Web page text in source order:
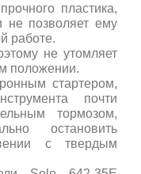
пластика,
не позволяет ему
работе.
не утомляет
положении.
стартером,
почти
тормозом,
остановить
с твердым